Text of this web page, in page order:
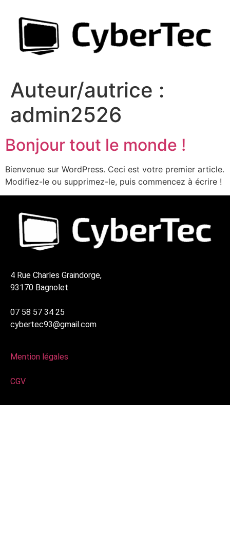
Auteur/autrice :
admin2526
Bonjour tout le monde !
Bienvenue sur WordPress. Ceci est votre premier article.
Modifiez-le ou supprimez-le, puis commencez à écrire !
4 Rue Charles Graindorge,
93170 Bagnolet
07 58 57 34 25
cybertec93@gmail.com
Mention légales
CGV